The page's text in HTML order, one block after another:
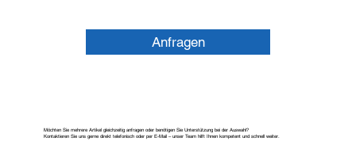
Anfragen
Möchten Sie mehrere Artikel gleichzeitig anfragen oder benötigen Sie Unterstützung bei der Auswahl?
Kontaktieren Sie uns gerne direkt telefonisch oder per E-Mail – unser Team hilft Ihnen kompetent und schnell weiter.